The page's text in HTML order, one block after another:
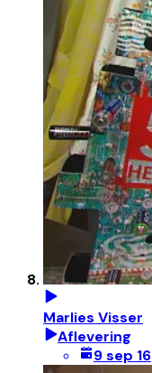
Marlies Visser
Aflevering
9 sep 16